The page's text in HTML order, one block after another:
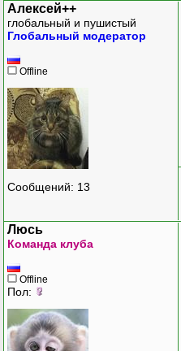
Алексей++
глобальный и пушистый
Глобальный модератор
Offline
Сообщений: 13
Люсь
Команда клуба
Offline
Пол: